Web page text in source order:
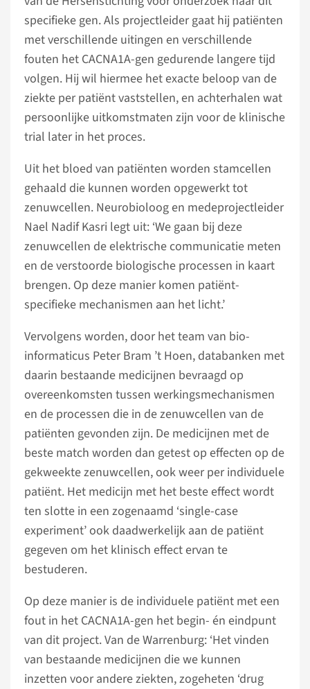
specifieke gen. Als projectleider gaat hij patiënten
met verschillende uitingen en verschillende
fouten het CACNA1A-gen gedurende langere tijd
volgen. Hij wil hiermee het exacte beloop van de
ziekte per patiënt vaststellen, en achterhalen wat
persoonlijke uitkomstmaten zijn voor de klinische
trial later in het proces.
Uit het bloed van patiënten worden stamcellen
gehaald die kunnen worden opgewerkt tot
zenuwcellen. Neurobioloog en medeprojectleider
Nael Nadif Kasri legt uit: ‘We gaan bij deze
zenuwcellen de elektrische communicatie meten
en de verstoorde biologische processen in kaart
brengen. Op deze manier komen patiënt-
specifieke mechanismen aan het licht.’
Vervolgens worden, door het team van bio-
informaticus Peter Bram ’t Hoen, databanken met
daarin bestaande medicijnen bevraagd op
overeenkomsten tussen werkingsmechanismen
en de processen die in de zenuwcellen van de
patiënten gevonden zijn. De medicijnen met de
beste match worden dan getest op effecten op de
gekweekte zenuwcellen, ook weer per individuele
patiënt. Het medicijn met het beste effect wordt
ten slotte in een zogenaamd ‘single-case
experiment’ ook daadwerkelijk aan de patiënt
gegeven om het klinisch effect ervan te
bestuderen.
Op deze manier is de individuele patiënt met een
fout in het CACNA1A-gen het begin- én eindpunt
van dit project. Van de Warrenburg: ‘Het vinden
van bestaande medicijnen die we kunnen
inzetten voor andere ziekten, zogeheten ‘drug